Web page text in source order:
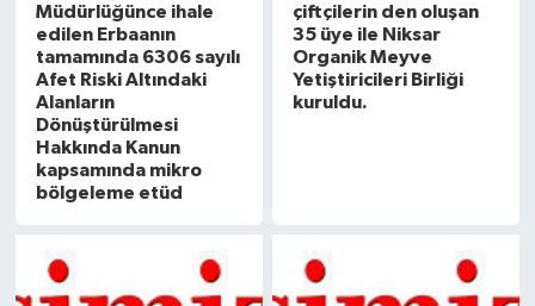
Müdürlüğünce ihale
edilen Erbaanın
tamamında 6306 sayılı
Afet Riski Altındaki
Alanların
Dönüştürülmesi
Hakkında Kanun
kapsamında mikro
bölgeleme etüd
çiftçilerin den oluşan
35 üye ile Niksar
Organik Meyve
Yetiştiricileri Birliği
kuruldu.